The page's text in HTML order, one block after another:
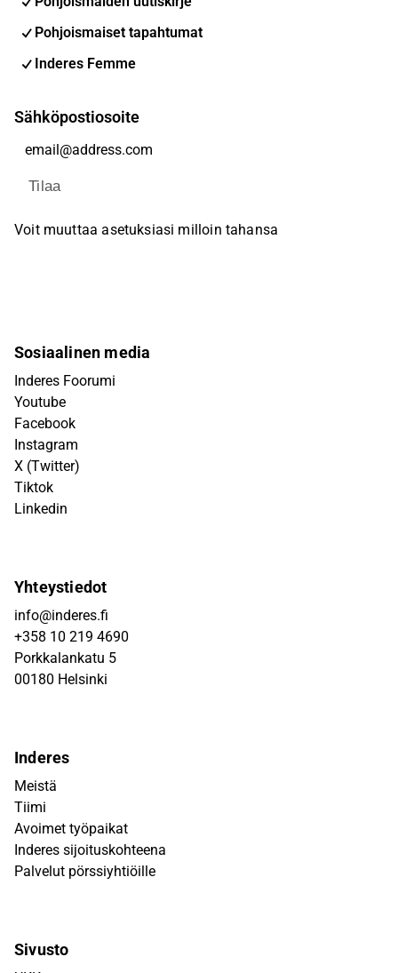
Pohjoismaiset tapahtumat
Inderes Femme
Sähköpostiosoite
Tilaa
Voit muuttaa asetuksiasi milloin tahansa
Sosiaalinen media
Inderes Foorumi
Youtube
Facebook
Instagram
X (Twitter)
Tiktok
Linkedin
Yhteystiedot
info@inderes.fi
+358 10 219 4690
Porkkalankatu 5
00180 Helsinki
Inderes
Meistä
Tiimi
Avoimet työpaikat
Inderes sijoituskohteena
Palvelut pörssiyhtiöille
Sivusto